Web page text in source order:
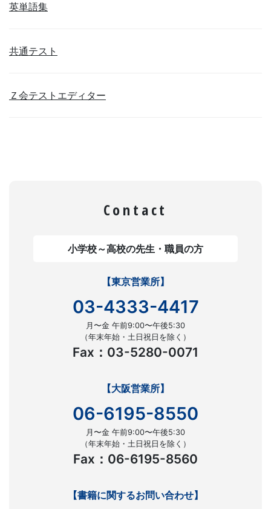
英単語集
共通テスト
Ｚ会テストエディター
Contact
小学校～高校の先生・職員の方
【東京営業所】
03-4333-4417
月〜金 午前9:00〜午後5:30
（年末年始・土日祝日を除く）
Fax：03-5280-0071
【大阪営業所】
06-6195-8550
月〜金 午前9:00〜午後5:30
（年末年始・土日祝日を除く）
Fax：06-6195-8560
【書籍に関するお問い合わせ】